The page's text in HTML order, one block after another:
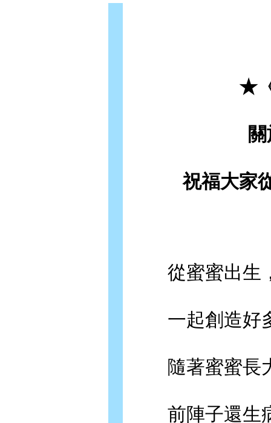
★
祝福大家
從蜜蜜出生，
一起創造好
隨著蜜蜜長大
前陣子還生